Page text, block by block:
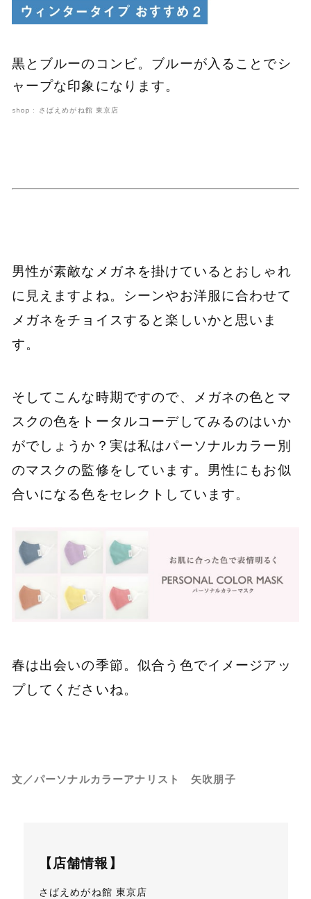
黒とブルーのコンビ。ブルーが入ることでシ
ャープな印象になります。
shop : さばえめがね館 東京店
男性が素敵なメガネを掛けているとおしゃれ
に見えますよね。シーンやお洋服に合わせて
メガネをチョイスすると楽しいかと思いま
す。
そしてこんな時期ですので、メガネの色とマ
スクの色をトータルコーデしてみるのはいか
がでしょうか？実は私はパーソナルカラー別
のマスクの監修をしています。男性にもお似
合いになる色をセレクトしています。
春は出会いの季節。似合う色でイメージアッ
プしてくださいね。
文／パーソナルカラーアナリスト 矢吹朋子
【店舗情報】
さばえめがね館 東京店